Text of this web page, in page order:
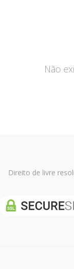
Não
Direito de livre